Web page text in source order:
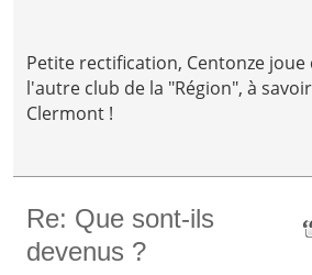
Petite rectification, Centonze joue
l'autre club de la "Région", à savoir
Clermont !
Re: Que sont-ils
devenus ?